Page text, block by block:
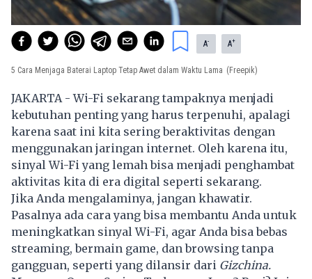
A- A+
5 Cara Menjaga Baterai Laptop Tetap Awet dalam Waktu Lama (Freepik)
JAKARTA - Wi-Fi sekarang tampaknya menjadi
kebutuhan penting yang harus terpenuhi, apalagi
karena saat ini kita sering beraktivitas dengan
menggunakan jaringan internet. Oleh karena itu,
sinyal Wi-Fi yang lemah bisa menjadi penghambat
aktivitas kita di era digital seperti sekarang.
Jika Anda mengalaminya, jangan khawatir.
Pasalnya ada cara yang bisa membantu Anda untuk
meningkatkan sinyal Wi-Fi, agar Anda bisa bebas
streaming, bermain game, dan browsing tanpa
gangguan, seperti yang dilansir dari Gizchina.